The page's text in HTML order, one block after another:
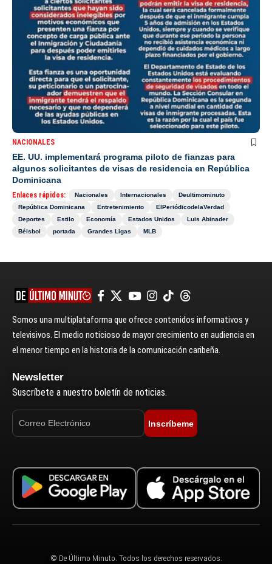
NACIONALES
EE. UU. implementará programa piloto de fianzas para
algunos solicitantes de visas de residencia en República
Dominicana
Enlaces rápidos: Nacionales Internacionales
Deultimominuto
República Dominicana
Entretenimiento
ElPeriódicodelaVerdad
Deportes
Estilo Economía Estados Unidos
Luis Abinader
Béisbol
portada Grandes Ligas MLB
Somos una multiplataforma que ofrece contenidos informativos y
televisivos. El medio noticioso de mayor crecimiento en audiencia en
el menor tiempo en la historia de la comunicación caribeña.
Newsletter
Suscríbete a nuestro boletín de noticias.
Inscríbeme
© De Último Minuto. Todos los derechos reservados.